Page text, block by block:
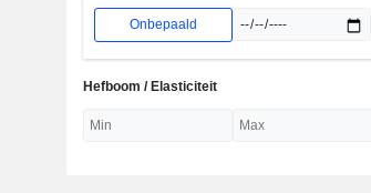
Onbepaald
Hefboom / Elasticiteit